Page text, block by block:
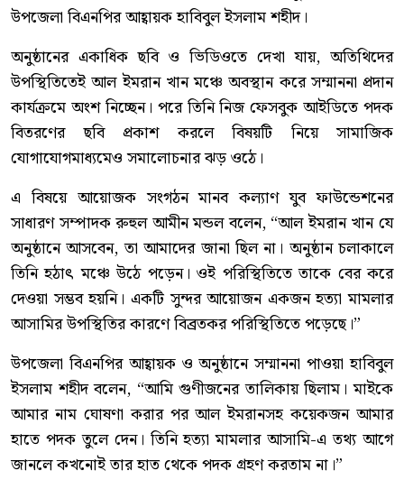
উপজেলা বিএনপির আহ্বায়ক হাবিবুল ইসলাম শহীদ।
অনুষ্ঠানের একাধিক ছবি ও ভিডিওতে দেখা যায়, অতিথিদের
উপস্থিতিতেই আল ইমরান খান মঞ্চে অবস্থান করে সম্মাননা প্রদান
কার্যক্রমে অংশ নিচ্ছেন। পরে তিনি নিজ ফেসবুক আইডিতে পদক
বিতরণের ছবি প্রকাশ করলে বিষয়টি নিয়ে সামাজিক
যোগাযোগমাধ্যমেও সমালোচনার ঝড় ওঠে।
এ বিষয়ে আয়োজক সংগঠন মানব কল্যাণ যুব ফাউন্ডেশনের
সাধারণ সম্পাদক রুহুল আমীন মন্ডল বলেন, “আল ইমরান খান যে
অনুষ্ঠানে আসবেন, তা আমাদের জানা ছিল না। অনুষ্ঠান চলাকালে
তিনি হঠাৎ মঞ্চে উঠে পড়েন। ওই পরিস্থিতিতে তাকে বের করে
দেওয়া সম্ভব হয়নি। একটি সুন্দর আয়োজন একজন হত্যা মামলার
আসামির উপস্থিতির কারণে বিব্রতকর পরিস্থিতিতে পড়েছে।”
উপজেলা বিএনপির আহ্বায়ক ও অনুষ্ঠানে সম্মাননা পাওয়া হাবিবুল
ইসলাম শহীদ বলেন, “আমি গুণীজনের তালিকায় ছিলাম। মাইকে
আমার নাম ঘোষণা করার পর আল ইমরানসহ কয়েকজন আমার
হাতে পদক তুলে দেন। তিনি হত্যা মামলার আসামি-এ তথ্য আগে
জানলে কখনোই তার হাত থেকে পদক গ্রহণ করতাম না।”